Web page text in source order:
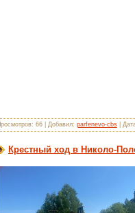
66 | Добавил: parfenevo-cbs|
Крестный ход в Николо-